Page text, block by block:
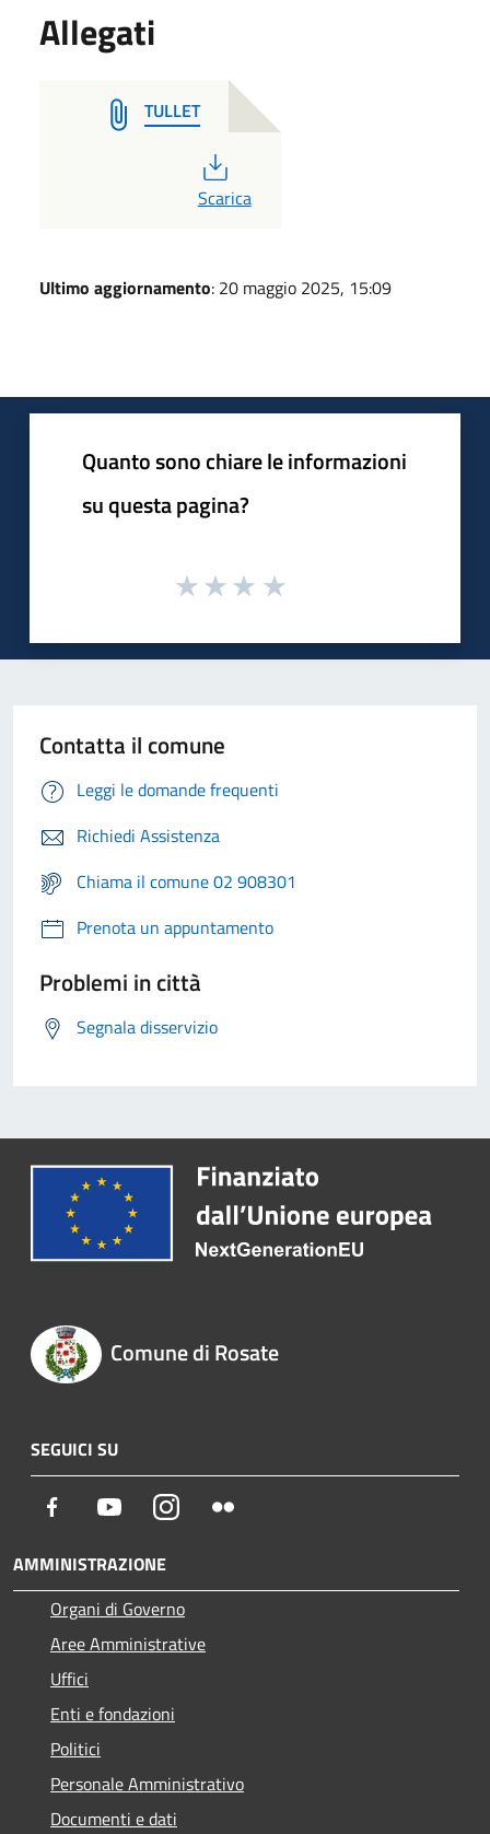
Allegati
TULLET
PDF
Scarica
Ultimo aggiornamento: 20 maggio 2025, 15:09
Quanto sono chiare le informazioni
su questa pagina?
Contatta il comune
Leggi le domande frequenti
Richiedi Assistenza
Chiama il comune 02 908301
Prenota un appuntamento
Problemi in città
Segnala disservizio
Comune di Rosate
SEGUICI SU
Facebook YoutubeInstagram
AMMINISTRAZIONE
Organi di Governo
Aree Amministrative
Uffici
Enti e fondazioni
Politici
Personale Amministrativo
Documenti e dati